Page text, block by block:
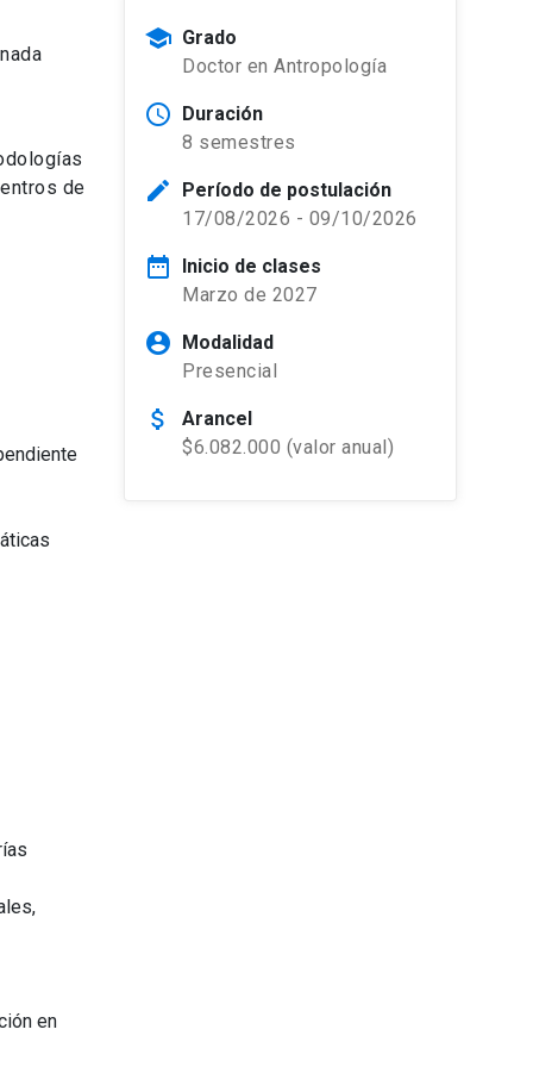
de
en
school Grado
Doctor en Antropología
schedule
Duración
8 semestres
edit
Período de postulación
17/08/2026 - 09/10/2026
date_range
Inicio de clases
Marzo de 2027
account_circle
Modalidad
Presencial
attach_money
Arancel
$6.082.000 (valor anual)